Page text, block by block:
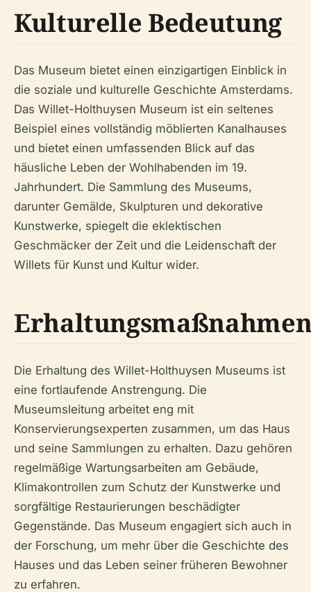
Kulturelle Bedeutung
Das Museum bietet einen einzigartigen Einblick in
die soziale und kulturelle Geschichte Amsterdams.
Das Willet-Holthuysen Museum ist ein seltenes
Beispiel eines vollständig möblierten Kanalhauses
und bietet einen umfassenden Blick auf das
häusliche Leben der Wohlhabenden im 19.
Jahrhundert. Die Sammlung des Museums,
darunter Gemälde, Skulpturen und dekorative
Kunstwerke, spiegelt die eklektischen
Geschmäcker der Zeit und die Leidenschaft der
Willets für Kunst und Kultur wider.
Die Erhaltung des Willet-Holthuysen Museums ist
eine fortlaufende Anstrengung. Die
Museumsleitung arbeitet eng mit
Konservierungsexperten zusammen, um das Haus
und seine Sammlungen zu erhalten. Dazu gehören
regelmäßige Wartungsarbeiten am Gebäude,
Klimakontrollen zum Schutz der Kunstwerke und
sorgfältige Restaurierungen beschädigter
Gegenstände. Das Museum engagiert sich auch in
der Forschung, um mehr über die Geschichte des
Hauses und das Leben seiner früheren Bewohner
zu erfahren.